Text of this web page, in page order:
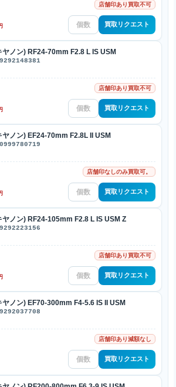
店舗印あり買取不可
買取リクエスト
ヤノン) RF24-70mm F2.8 L IS USM
店舗印あり買取不可
買取リクエスト
ヤノン) EF24-70mm F2.8L II USM
店舗印なしのみ買取可。
買取リクエスト
ノン) RF24-105mm F2.8 L IS USM Z
店舗印あり買取不可
買取リクエスト
ノン) EF70-300mm F4-5.6 IS II USM
店舗印あり減額なし
買取リクエスト